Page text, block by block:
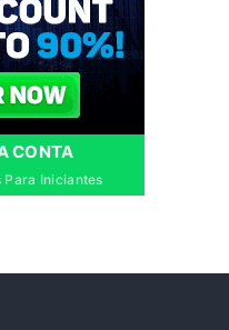
CONTA
Para Iniciantes